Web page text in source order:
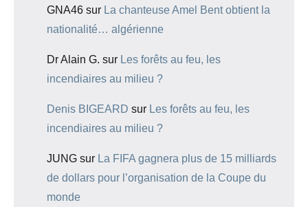
GNA46 sur La chanteuse Amel Bent obtient la
nationalité… algérienne
Dr Alain G. sur Les forêts au feu, les
incendiaires au milieu ?
Denis BIGEARD sur Les forêts au feu, les
incendiaires au milieu ?
JUNG sur La FIFA gagnera plus de 15 milliards
de dollars pour l’organisation de la Coupe du
monde